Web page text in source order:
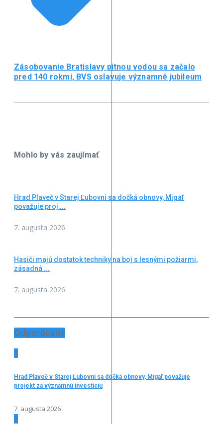
Zásobovanie Bratislavy pitnou vodou sa začalo
pred 140 rokmi, BVS oslavuje významné jubileum
Mohlo by vás zaujímať
Hrad Plaveč v Starej Ľubovni sa dočká obnovy, Migaľ
považuje proj ...
7. augusta 2026
Hasiči majú dostatok techniky na boj s lesnými požiarmi,
zásadná ...
7. augusta 2026
Odporúčané
1
Hrad Plaveč v Starej Ľubovni sa dočká obnovy, Migaľ považuje
projekt za významnú investíciu
7. augusta 2026
2